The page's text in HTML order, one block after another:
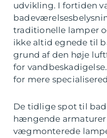
udvikling. I fortiden
traditionelle lamper
ikke altid egnede til
grund af den høje
for
for mere
De tidlige spot til
hængende armaturer
vægmonterede